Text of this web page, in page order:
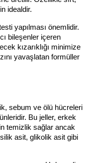
idealdir.
yapılması önemlidir.
bileşenler içeren
kızarıklığı minimize
yavaşlatan formüller
sebum ve ölü hücreleri
Bu jeller, erkek
temizlik sağlar ancak
asit, glikolik asit gibi